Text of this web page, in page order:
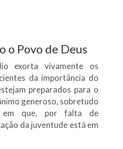
o Povo de Deus
exorta vivamente os
da importância do
preparados para o
generoso, sobretudo
em que, por falta de
da juventude está em